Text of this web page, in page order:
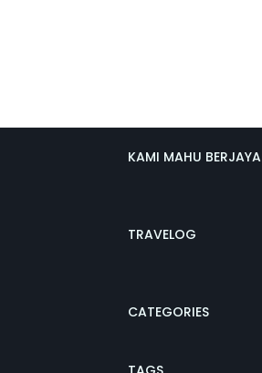
KAMI MAHU BERJAYA
TRAVELOG
CATEGORIES